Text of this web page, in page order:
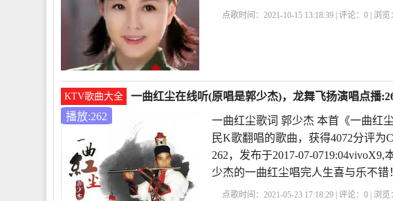
点歌时间：2021-10-15 13:18:39 | 评论：0 | 浏览
KTV歌曲大全
一曲红尘在线听(原唱是郭少杰)，龙舞飞扬演唱点播
播放:262
一曲红尘歌词 郭少杰 本首《一曲红
民K歌翻唱的歌曲，获得4072分评
262，发布于2017-07-
少杰的一曲红尘唱完人生喜与乐不错
点歌时间：2021-05-23 17:18:29 | 评论：0 | 浏览